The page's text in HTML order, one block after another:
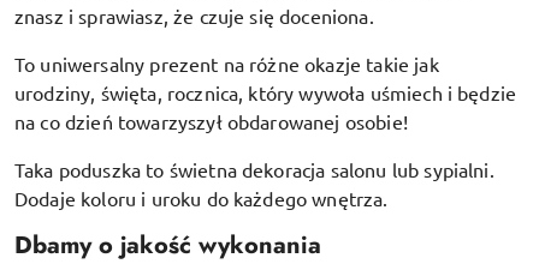
znasz i sprawiasz, że czuje się doceniona.
To uniwersalny prezent na różne okazje takie jak
urodziny, święta, rocznica, który wywoła uśmiech i będzie
na co dzień towarzyszył obdarowanej osobie!
Taka poduszka to świetna dekoracja salonu lub sypialni.
Dodaje koloru i uroku do każdego wnętrza.
Dbamy o jakość wykonania